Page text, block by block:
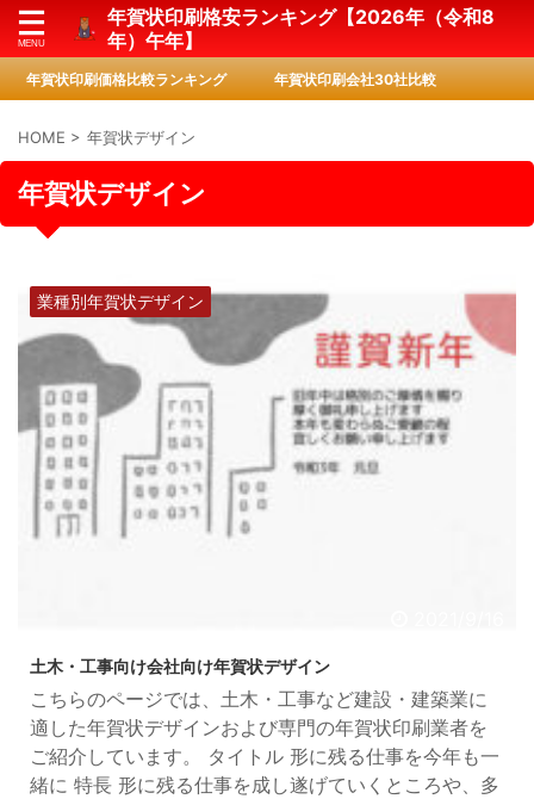
年賀状印刷格安ランキング【2026年（令和8
年）午年】
年賀状印刷価格比較ランキング 年賀状印刷会社30社比較
HOME > 年賀状デザイン
年賀状デザイン
業種別年賀状デザイン
土木・工事向け会社向け年賀状デザイン
こちらのページでは、土木・工事など建設・建築業に
適した年賀状デザインおよび専門の年賀状印刷業者を
ご紹介しています。 タイトル 形に残る仕事を今年も一
緒に 特長 形に残る仕事を成し遂げていくところや、多